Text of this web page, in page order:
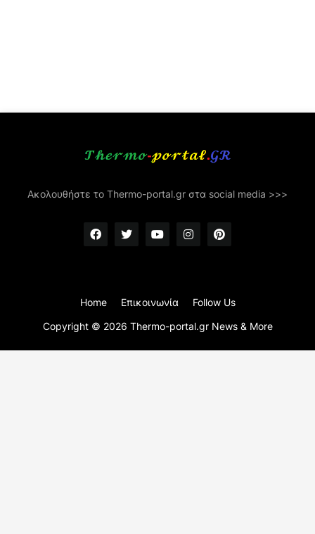
Ακολουθήστε το Thermo-portal.gr στα social media >>>
Copyright © 2026 Thermo-portal.gr News & More
Home Επικοινωνία Follow Us